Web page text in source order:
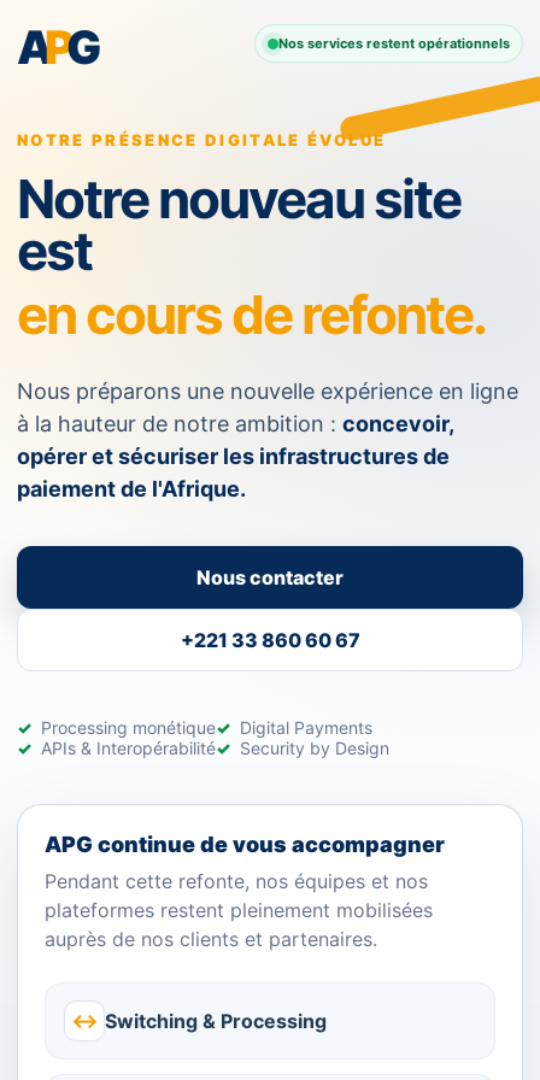
APG Nos services restent opérationnels
NOTRE PRÉSENCE DIGITALE ÉVOLUE
Notre nouveau site
est
en cours de refonte.
Nous préparons une nouvelle expérience en ligne
à la hauteur de notre ambition : concevoir,
opérer et sécuriser les infrastructures de
paiement de l'Afrique.
Nous contacter
+221 33 860 60 67
Processing monétique
Digital Payments
APIs & Interopérabilité
Security by Design
APG continue de vous accompagner
Pendant cette refonte, nos équipes et nos
plateformes restent pleinement mobilisées
auprès de nos clients et partenaires.
↔ Switching & Processing